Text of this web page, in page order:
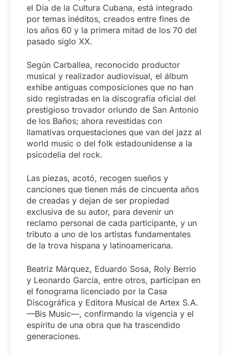
el Día de la Cultura Cubana, está integrado
por temas inéditos, creados entre fines de
los años 60 y la primera mitad de los 70 del
pasado siglo XX.
Según Carballea, reconocido productor
musical y realizador audiovisual, el álbum
exhibe antiguas composiciones que no han
sido registradas en la discografía oficial del
prestigioso trovador oriundo de San Antonio
de los Baños; ahora revestidas con
llamativas orquestaciones que van del jazz al
world music o del folk estadounidense a la
psicodelia del rock.
Las piezas, acotó, recogen sueños y
canciones que tienen más de cincuenta años
de creadas y dejan de ser propiedad
exclusiva de su autor, para devenir un
reclamo personal de cada participante, y un
tributo a uno de los artistas fundamentales
de la trova hispana y latinoamericana.
Beatriz Márquez, Eduardo Sosa, Roly Berrio
y Leonardo García, entre otros, participan en
el fonograma licenciado por la Casa
Discográfica y Editora Musical de Artex S.A.
—Bis Music—, confirmando la vigencia y el
espíritu de una obra que ha trascendido
generaciones.